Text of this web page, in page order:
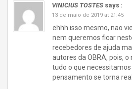
VINICIUS TOSTES says :
13 de maio de 2019 at 21:45
ehhh isso mesmo, nao
nem queremos ficar
recebedores de ajuda
autores da OBRA, pois, o
tudo o que
pensamento se torna